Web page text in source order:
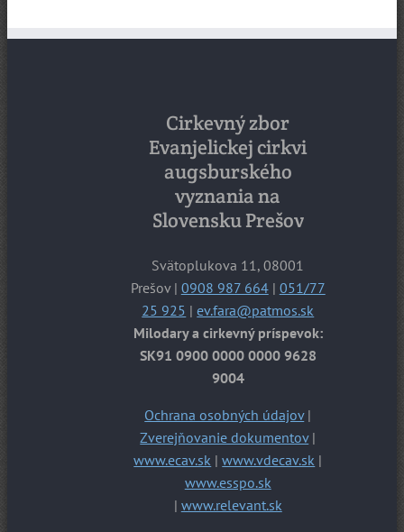
Cirkevný zbor
Evanjelickej cirkvi
augsburského
vyznania na
Slovensku Prešov
Svätoplukova 11, 08001
Prešov | 0908 987 664| 051/77
25 925 |ev.fara@patmos.sk
Milodary a cirkevný príspevok:
SK91 0900 0000 0000 9628
9004
Ochrana osobných údajov|
Zverejňovanie dokumentov|
www.ecav.sk |www.vdecav.sk |
www.esspo.sk
| www.relevant.sk